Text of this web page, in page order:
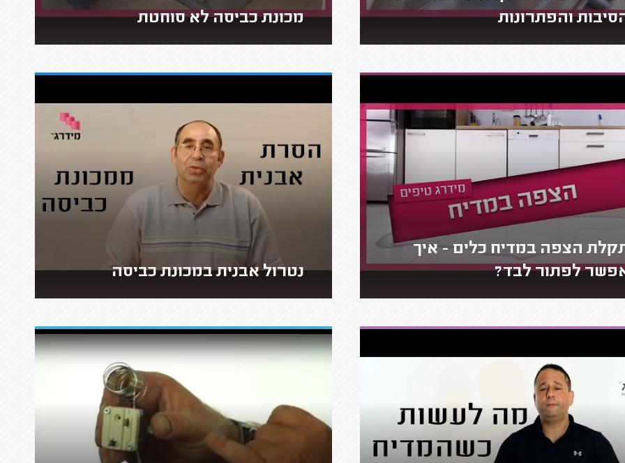
והפתרונות
מכונת כביסה לא סוחטת
הצפה במדיח כלים - איך
לפתור לבד?
נטרול אבנית במכונת כביסה